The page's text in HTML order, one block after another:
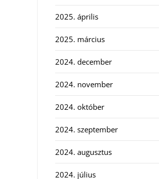
2025. április
2025. március
2024. december
2024. november
2024. október
2024. szeptember
2024. augusztus
2024. július